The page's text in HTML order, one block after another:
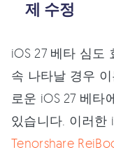
제 수정
iOS 27 베타 심도
속 나타날 경우
로운 iOS 27 베타
있습니다. 이러한
Tenorshare